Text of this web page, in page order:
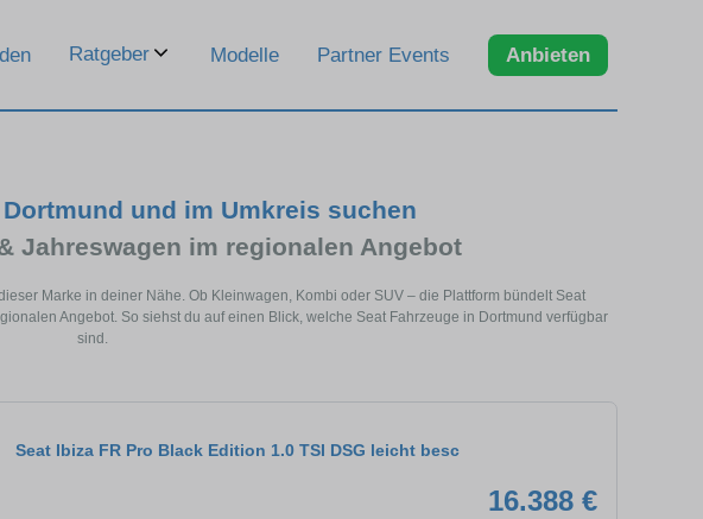
Ratgeber Modelle Partner Events Anbieten
und im Umkreis suchen
Jahreswagen im regionalen Angebot
Marke in deiner Nähe. Ob Kleinwagen, Kombi oder SUV – die Plattform bündelt Seat
Angebot. So siehst du auf einen Blick, welche Seat Fahrzeuge in Dortmund verfügbar
sind.
Seat Ibiza FR Pro Black Edition 1.0 TSI DSG leicht besc
16.388 €